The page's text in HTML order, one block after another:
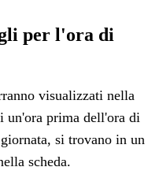
per l'ora di
visualizzati nella
un'ora prima dell'ora di
si trovano in un
scheda.